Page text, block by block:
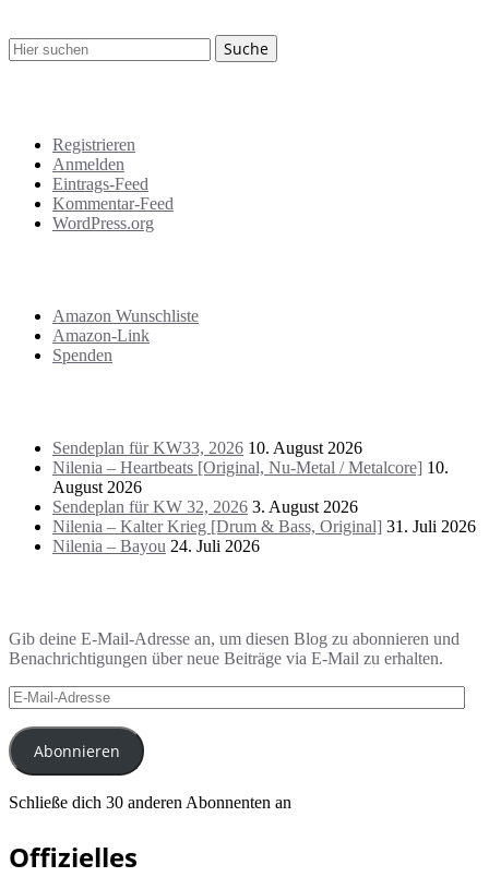
Registrieren
Anmelden
Eintrags-Feed
Kommentar-Feed
WordPress.org
Amazon Wunschliste
Amazon-Link
Spenden
Sendeplan für KW33, 2026 10. August 2026
Nilenia – Heartbeats [Original, Nu-Metal / Metalcore] 10.
August 2026
Sendeplan für KW 32, 2026 3. August 2026
Nilenia – Kalter Krieg [Drum & Bass, Original] 31. Juli 2026
Nilenia – Bayou 24. Juli 2026
Gib deine E-Mail-Adresse an, um diesen Blog zu abonnieren und
Benachrichtigungen über neue Beiträge via E-Mail zu erhalten.
E-
Mail-
Adresse
Abonnieren
Schließe dich 30 anderen Abonnenten an
Offizielles